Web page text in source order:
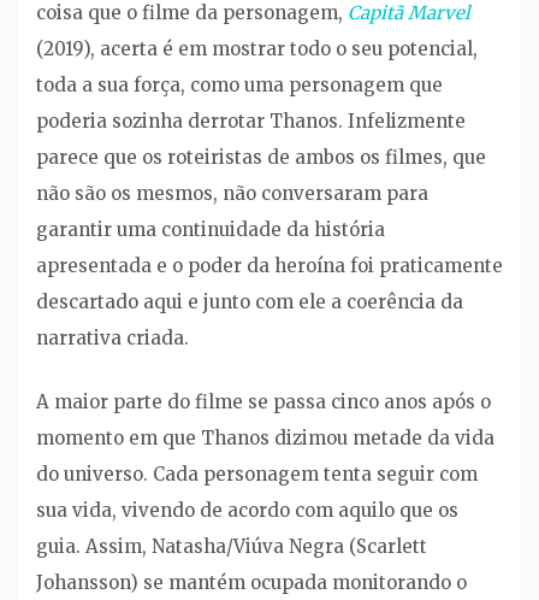
coisa que o filme da personagem, Capitã Marvel
(2019), acerta é em mostrar todo o seu potencial,
toda a sua força, como uma personagem que
poderia sozinha derrotar Thanos. Infelizmente
parece que os roteiristas de ambos os filmes, que
não são os mesmos, não conversaram para
garantir uma continuidade da história
apresentada e o poder da heroína foi praticamente
descartado aqui e junto com ele a coerência da
narrativa criada.
A maior parte do filme se passa cinco anos após o
momento em que Thanos dizimou metade da vida
do universo. Cada personagem tenta seguir com
sua vida, vivendo de acordo com aquilo que os
guia. Assim, Natasha/Viúva Negra (Scarlett
Johansson) se mantém ocupada monitorando o